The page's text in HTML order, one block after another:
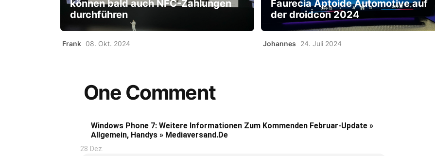
können bald auch NFC-Zahlungen
durchführen
Frank 08. Okt. 2024
Faurecia Aptoide Automotive auf
der droidcon 2024
Johannes 24. Juli 2024
One Comment
Windows Phone 7: Weitere Informationen Zum Kommenden Februar-Update »
Allgemein, Handys » Mediaversand.de
28 Dez.